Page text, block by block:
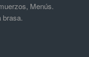
Menús.
brasa.